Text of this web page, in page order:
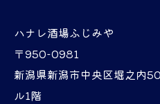
ハナレ酒場ふじみや
〒950-0981
新潟県新潟市中央区堀之内
ル1階